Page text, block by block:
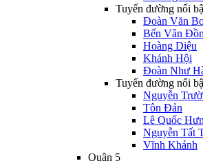
Tuyến đường nổi
Đoàn Văn
Bến Vân Đồn
Hoàng Diệu
Khánh Hội
Đoàn Như
Tuyến đường nổi
Nguyễn
Tôn Đản
Lê Quốc
Nguyễn Tất
Vĩnh Khánh
Quận 5